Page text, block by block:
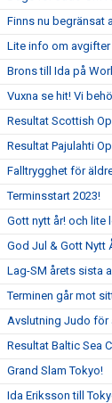
Finns nu begränsat
Lite info om
Brons till Ida på
Vuxna se hit! Vi
Resultat Scottish
Resultat Pajulahti
Falltrygghet för
Terminsstart 2023!
Gott nytt år! och lite
God Jul & Gott Nytt
Lag-SM årets sista
Terminen går mot
Avslutning Judo för
Resultat Baltic Sea
Grand Slam Tokyo!
Ida Eriksson till